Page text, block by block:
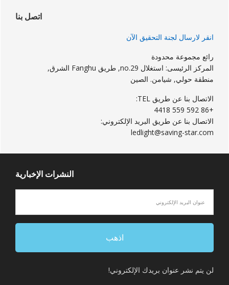
الرئيسي
اتصل بنا
انقر لارسال لجنة التحقيق الآن
رائع مجموعة محدودة
المركز الرئيسى: استغلال no.29, طريق Fanghu الشرق,
منطقة حولي, شيامن. الصين
الاتصال بنا عن طريق TEL:
+86 592 559 4418
الاتصال بنا عن طريق البريد الإلكتروني:
ledlight@saving-star.com
النشرات الإخبارية
لن يتم نشر عنوان بريدك الإلكتروني!